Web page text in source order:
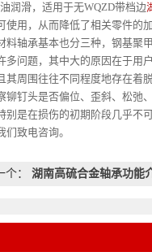
润滑，适用于无WQZD带档边
使用，从而降低了相关零件
料轴承基本也分三种，钢基
多问题，其中大的原因在于用
周围往往不同程度地存在着
钉头是否偏位、歪斜、松弛
别是在损伤的初期阶段几乎
致电咨询。
个： 湖南高硫合金轴承功能